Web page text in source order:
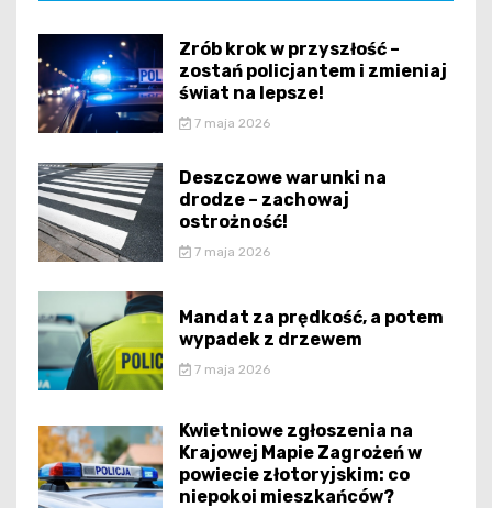
Zrób krok w przyszłość –
zostań policjantem i zmieniaj
świat na lepsze!
7 maja 2026
Deszczowe warunki na
drodze – zachowaj
ostrożność!
7 maja 2026
Mandat za prędkość, a potem
wypadek z drzewem
7 maja 2026
Kwietniowe zgłoszenia na
Krajowej Mapie Zagrożeń w
powiecie złotoryjskim: co
niepokoi mieszkańców?